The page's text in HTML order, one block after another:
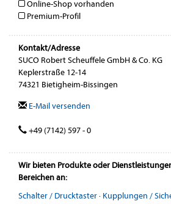
Online-Shop vorhanden
Premium-Profil
Kontakt/Adresse
SUCO Robert Scheuffele GmbH & Co. KG
Keplerstraße 12-14
74321 Bietigheim-Bissingen
E-Mail versenden
+49 (7142) 597 - 0
Wir bieten Produkte oder
Bereichen an:
Schalter / Drucktaster· Kupplungen /